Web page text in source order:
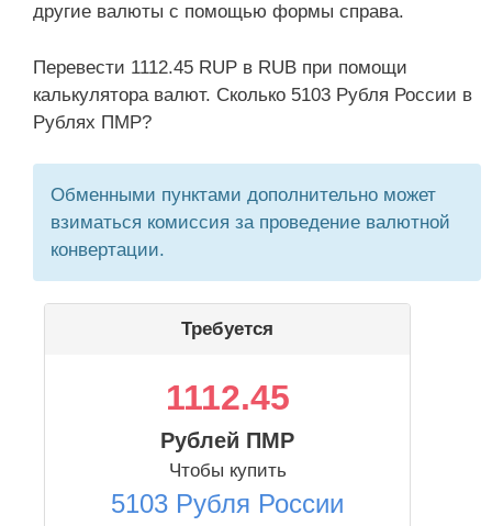
другие валюты с помощью формы справа.
Перевести 1112.45 RUP в RUB при помощи
калькулятора валют. Сколько 5103 Рубля России в
Рублях ПМР?
Обменными пунктами дополнительно может
взиматься комиссия за проведение валютной
конвертации.
Требуется
1112.45
Рублей ПМР
Чтобы купить
5103 Рубля России